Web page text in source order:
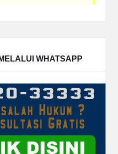
WHATSAPP